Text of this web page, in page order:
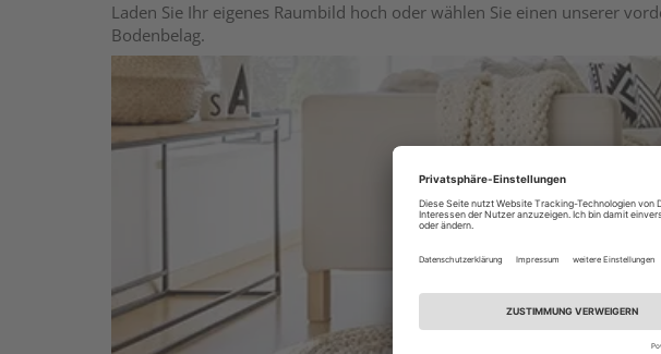
Laden Sie Ihr eigenes Raumbild hoch oder wählen Sie einen unserer
Bodenbelag.